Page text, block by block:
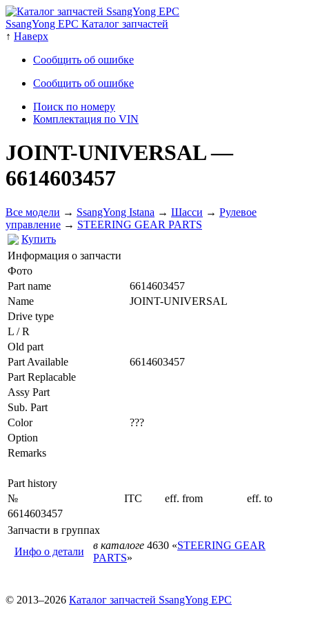
SsangYong EPC Каталог запчастей
↑ Наверх
Сообщить об ошибке
Сообщить об ошибке
Поиск по номеру
Комплектация по VIN
JOINT-UNIVERSAL—
6614603457
Все модели → SsangYong Istana → Шасси → Рулевое
управление → STEERING GEAR PARTS
Купить
Информация о запчасти
Фото
Part name
6614603457
Name
JOINT-UNIVERSAL
Drive type
L / R
Old part
Part Available
6614603457
Part Replacable
Assy Part
Sub. Part
Color
???
Option
Remarks
Part history
№
ITC eff. from
eff. to
6614603457
Запчасти в группах
Инфо о детали
в каталоге 4630 «STEERING GEAR
PARTS»
© 2013–2026 Каталог запчастей SsangYong EPC